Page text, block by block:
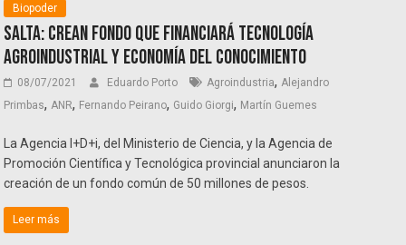
Biopoder
Salta: crean fondo que financiará tecnología
agroindustrial y economía del conocimiento
08/07/2021 Eduardo Porto Agroindustria, Alejandro
Primbas, ANR, Fernando Peirano, Guido Giorgi, Martín Guemes
La Agencia I+D+i, del Ministerio de Ciencia, y la Agencia de
Promoción Científica y Tecnológica provincial anunciaron la
creación de un fondo común de 50 millones de pesos.
Leer más